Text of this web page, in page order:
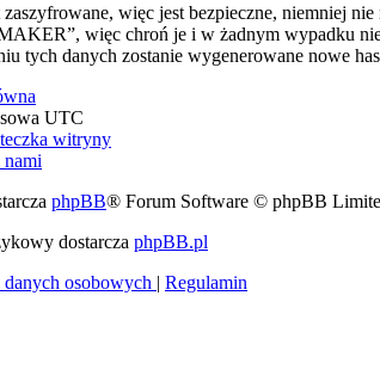
zaszyfrowane, więc jest bezpieczne, niemniej
więc chroń je i w żadnym wypadku
tych danych zostanie wygenerowane nowe
UTC
witryny
phpBB® Forum Software © phpBB
dostarcza phpBB.pl
osobowych | Regulamin